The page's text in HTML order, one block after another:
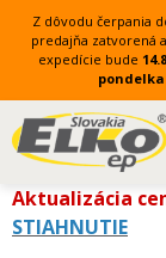
Z dôvodu čerpania
predajňa zatvorená
expedície bude
pondelka
Aktualizácia
STIAHNUTIE